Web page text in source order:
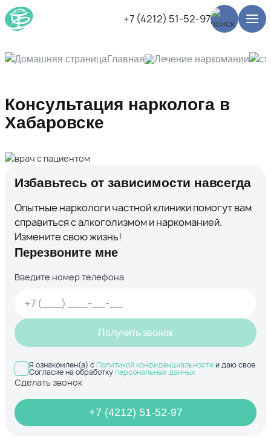
+7 (4212) 51-52-97
Главная Лечение наркомании
Консультация нарколога в
Хабаровске
Избавьтесь от зависимости навсегда
Опытные наркологи частной клиники помогут вам
справиться с алкоголизмом и наркоманией.
Измените свою жизнь!
Перезвоните мне
Введите номер телефона
Получить звонок
Я ознакомлен(а) с Политикой конфиденциальностии даю свое
Согласие на обработку персональных данных
Сделать звонок
+7 (4212) 51-52-97